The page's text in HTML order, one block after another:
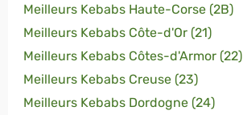
Meilleurs Kebabs Haute-Corse (2B)
Meilleurs Kebabs Côte-d'Or (21)
Meilleurs Kebabs Côtes-d'Armor (22)
Meilleurs Kebabs Creuse (23)
Meilleurs Kebabs Dordogne (24)